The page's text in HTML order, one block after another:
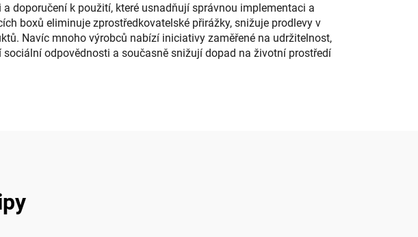
doporučení k použití, které usnadňují správnou implementaci a
boxů eliminuje zprostředkovatelské přirážky, snižuje prodlevy v
Navíc mnoho výrobců nabízí iniciativy zaměřené na udržitelnost,
odpovědnosti a současně snižují dopad na životní prostředí